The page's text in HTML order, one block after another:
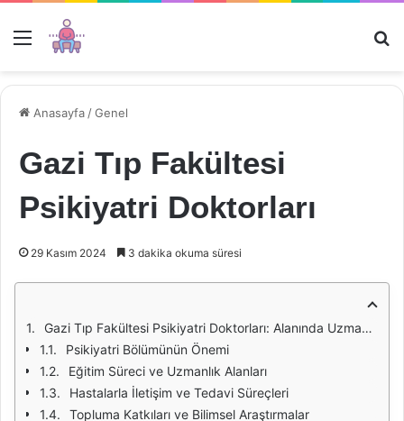
Menü
Anasayfa /Genel
Gazi Tıp Fakültesi
Psikiyatri Doktorları
29 Kasım 2024 3 dakika okuma süresi
Gazi Tıp Fakültesi Psikiyatri Doktorları: Alanında Uzman İsimler
Psikiyatri Bölümünün Önemi
Eğitim Süreci ve Uzmanlık Alanları
Hastalarla İletişim ve Tedavi Süreçleri
Topluma Katkıları ve Bilimsel Araştırmalar